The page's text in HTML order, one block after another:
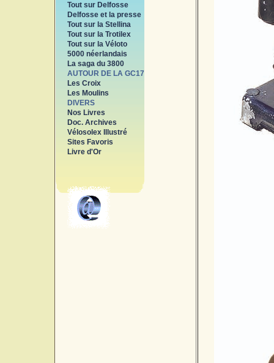
Tout sur Delfosse
Delfosse et la presse
Tout sur la Stellina
Tout sur la Trotilex
Tout sur la Véloto
5000 néerlandais
La saga du 3800
AUTOUR DE LA GC17
Les Croix
Les Moulins
DIVERS
Nos Livres
Doc. Archives
Vélosolex Illustré
Sites Favoris
Livre d'Or